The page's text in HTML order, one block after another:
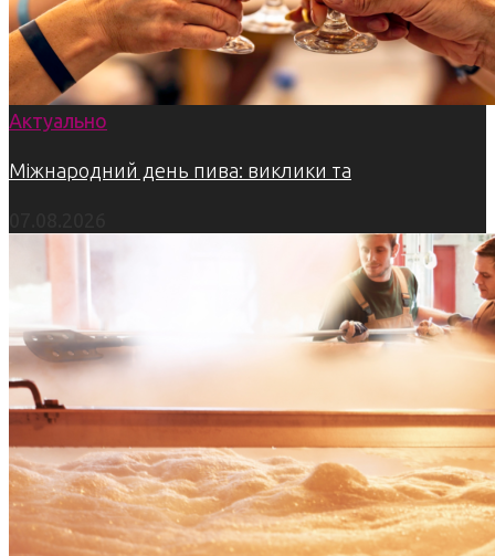
Актуально
Міжнародний день пива: виклики та